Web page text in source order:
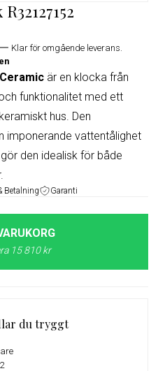
Klar för omgående leverans.
är en klocka från
funktionalitet med ett
hus. Den
imponerande vattentålighet
den idealisk för både
Betalning Garanti
15 810 kr
du tryggt